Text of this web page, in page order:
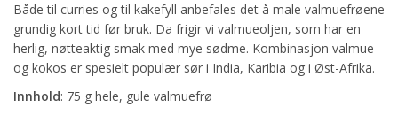
Både til curries og til kakefyll anbefales det å male valmuefrøene
grundig kort tid før bruk. Da frigir vi valmueoljen, som har en
herlig, nøtteaktig smak med mye sødme. Kombinasjon valmue
og kokos er spesielt populær sør i India, Karibia og i Øst-Afrika.
Innhold: 75 g hele, gule valmuefrø